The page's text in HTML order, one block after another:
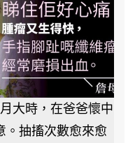
大時，在爸爸懷中
。抽搐次數愈來愈